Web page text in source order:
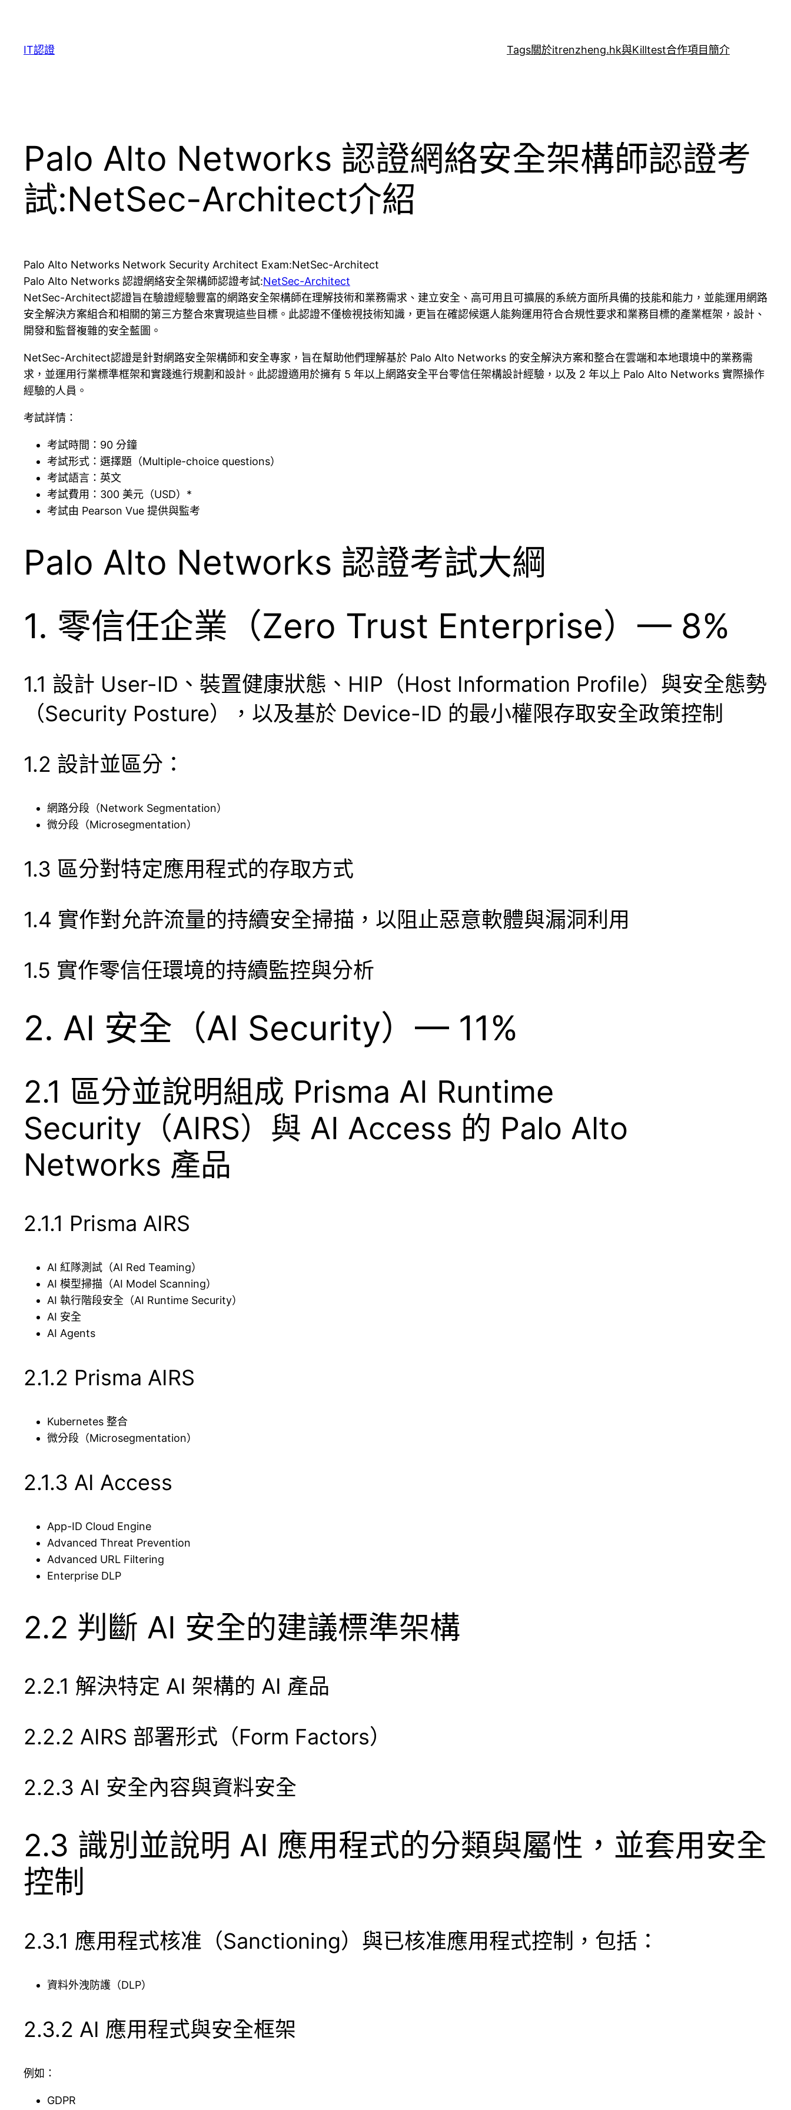
content
IT認證 Tags關於itrenzheng.hk與Killtest合作項目簡介
Palo Alto Networks 認證網絡安全架構師認證考
試:NetSec-Architect介紹
Palo Alto Networks Network Security Architect Exam:NetSec-Architect
Palo Alto Networks 認證網絡安全架構師認證考試:NetSec-Architect
NetSec-Architect認證旨在驗證經驗豐富的網路安全架構師在理解技術和業務需求、建立安全、高可用且可擴展的系統方面所具備的技能和能力，並能運用網路
安全解決方案組合和相關的第三方整合來實現這些目標。此認證不僅檢視技術知識，更旨在確認候選人能夠運用符合合規性要求和業務目標的產業框架，設計、
開發和監督複雜的安全藍圖。
NetSec-Architect認證是針對網路安全架構師和安全專家，旨在幫助他們理解基於 Palo Alto Networks 的安全解決方案和整合在雲端和本地環境中的業務需
求，並運用行業標準框架和實踐進行規劃和設計。此認證適用於擁有 5 年以上網路安全平台零信任架構設計經驗，以及 2 年以上 Palo Alto Networks 實際操作
經驗的人員。
考試詳情：
考試時間：90 分鐘
考試形式：選擇題（Multiple-choice questions）
考試語言：英文
考試費用：300 美元（USD）*
考試由 Pearson Vue 提供與監考
Palo Alto Networks 認證考試大綱
1. 零信任企業（Zero Trust Enterprise）— 8%
1.1 設計 User-ID、裝置健康狀態、HIP（Host Information Profile）與安全態勢
（Security Posture），以及基於 Device-ID 的最小權限存取安全政策控制
1.2 設計並區分：
網路分段（Network Segmentation）
微分段（Microsegmentation）
1.3 區分對特定應用程式的存取方式
1.4 實作對允許流量的持續安全掃描，以阻止惡意軟體與漏洞利用
1.5 實作零信任環境的持續監控與分析
2. AI 安全（AI Security）— 11%
2.1 區分並說明組成 Prisma AI Runtime
Security（AIRS）與 AI Access 的 Palo Alto
Networks 產品
2.1.1 Prisma AIRS
AI 紅隊測試（AI Red Teaming）
AI 模型掃描（AI Model Scanning）
AI 執行階段安全（AI Runtime Security）
AI 安全
AI Agents
2.1.2 Prisma AIRS
Kubernetes 整合
微分段（Microsegmentation）
2.1.3 AI Access
App-ID Cloud Engine
Advanced Threat Prevention
Advanced URL Filtering
Enterprise DLP
2.2 判斷 AI 安全的建議標準架構
2.2.1 解決特定 AI 架構的 AI 產品
2.2.2 AIRS 部署形式（Form Factors）
2.2.3 AI 安全內容與資料安全
2.3 識別並說明 AI 應用程式的分類與屬性，並套用安全
控制
2.3.1 應用程式核准（Sanctioning）與已核准應用程式控制，包括：
資料外洩防護（DLP）
2.3.2 AI 應用程式與安全框架
例如：
GDPR